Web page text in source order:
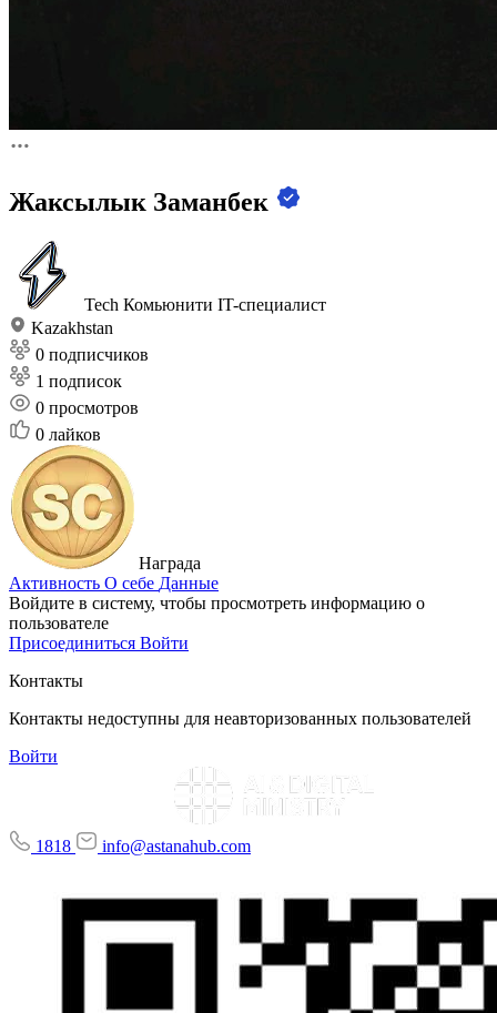
Жаксылык Заманбек
Tech Комьюнити IT-специалист
Kazakhstan
0 подписчиков
1 подписок
0 просмотров
0 лайков
Награда
Активность О себе Данные
Войдите в систему, чтобы просмотреть информацию о
пользователе
Присоединиться Войти
Контакты
Контакты недоступны для неавторизованных пользователей
Войти
1818 info@astanahub.com